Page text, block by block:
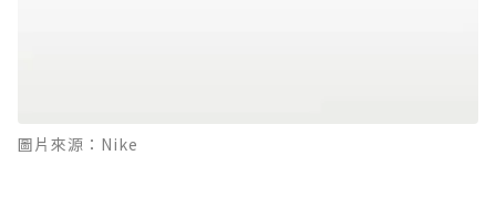
圖片來源：Nike